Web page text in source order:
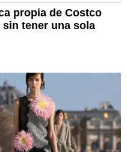
propia de Costco
tener una sola